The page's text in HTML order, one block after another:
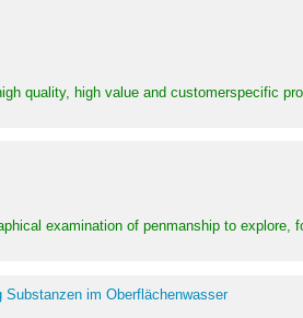
quality, high value and customerspecific
examination of penmanship to explore,
im Oberflächenwasser